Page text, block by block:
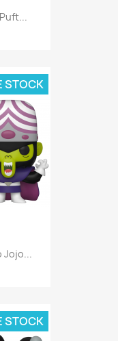
Jojo...
STOCK
STOCK